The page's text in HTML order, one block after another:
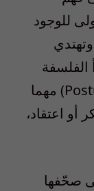
للوجود
الفلسفة
(محبة الحكمة) من مسلّمات (Postulates) مهما
أو اعتقاد،
صحّفها